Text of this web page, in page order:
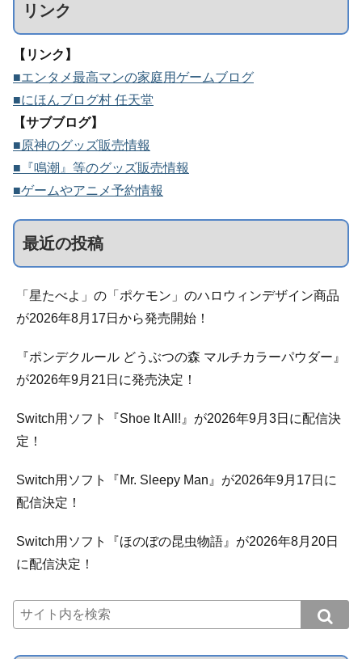
リンク
【リンク】
■エンタメ最高マンの家庭用ゲームブログ
■にほんブログ村 任天堂
【サブブログ】
■原神のグッズ販売情報
■『鳴潮』等のグッズ販売情報
■ゲームやアニメ予約情報
最近の投稿
「星たべよ」の「ポケモン」のハロウィンデザイン商品
が2026年8月17日から発売開始！
『ポンデクルール どうぶつの森 マルチカラーパウダー』
が2026年9月21日に発売決定！
Switch用ソフト『Shoe It All!』が2026年9月3日に配信決
定！
Switch用ソフト『Mr. Sleepy Man』が2026年9月17日に
配信決定！
Switch用ソフト『ほのぼの昆虫物語』が2026年8月20日
に配信決定！